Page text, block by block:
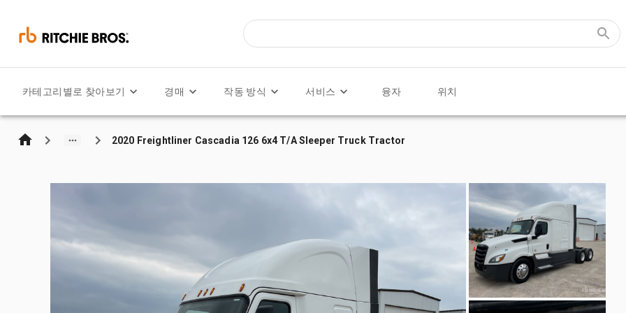
카테고리별로 찾아보기 경매 작동 방식 서비스 융자 위치
2020 Freightliner Cascadia 126 6x4 T/A Sleeper Truck Tractor